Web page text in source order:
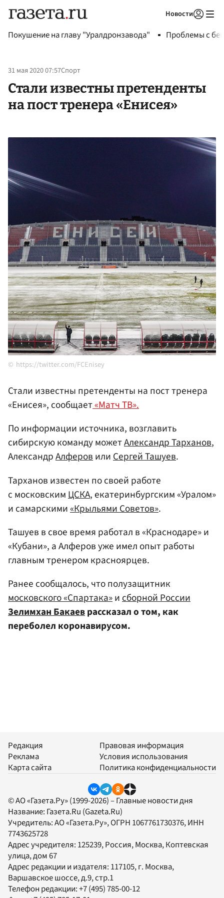
Новости
Покушение на главу "Уралдронзавода" Проблемы с
31 мая 2020 07:57Спорт
Стали известны претенденты
на пост тренера «Енисея»
https://twitter.com/FCEnisey
Стали известны претенденты на пост тренера
«Енисея», сообщает«Матч ТВ».
По информации источника, возглавить
сибирскую команду можетАлександр Тарханов,
АлександрАлферовилиСергей Ташуев.
Тарханов известен по своей работе
с московским ЦСКА, екатеринбургским «Уралом»
и самарскими«Крыльями Советов».
Ташуев в свое время работал в «Краснодаре» и
«Кубани», а Алферов уже имел опыт работы
главным тренером красноярцев.
Ранее сообщалось, что полузащитник
московского «Спартака»исборной России
Зелимхан Бакаеврассказал о том, как
переболел коронавирусом.
Редакция
Реклама
Карта сайта
Правовая информация
Условия использования
Политика конфиденциальности
© АО «Газета.Ру» (1999-2026) – Главные новости дня
Название: Газета.Ru (Gazeta.Ru)
Учредитель:АО «Газета.Ру», ОГРН 1067761730376, ИНН
7743625728
Адрес учредителя: 125239, Россия, Москва, Коптевская
улица, дом 67
Адрес редакции и издателя: 117105, г. Москва,
Варшавское шоссе, д.9, стр.1
Телефон редакции:+7 (495) 785-00-12